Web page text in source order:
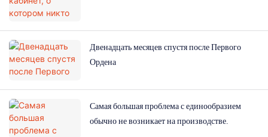
Двенадцать месяцев спустя после Первого
Ордена
Самая большая проблема с единообразием
обычно не возникает на производстве.